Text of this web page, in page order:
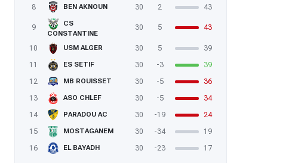
8
BEN AKNOUN 30 2 43
9
CS
CONSTANTINE
30 5 43
10 USM ALGER 30 5
39
11
ES SETIF 30 -3
39
12
MB ROUISSET 30 -5
36
13
ASO CHLEF 30 -5
34
14
PARADOU AC 30 -19
24
15
MOSTAGANEM 30 -34
19
16
EL BAYADH 30 -23 17